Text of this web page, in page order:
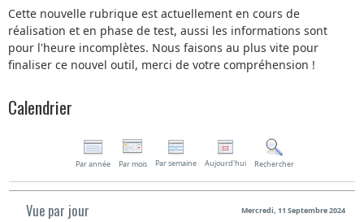
Cette nouvelle rubrique est actuellement en cours de
réalisation et en phase de test, aussi les informations sont
pour l'heure incomplètes. Nous faisons au plus vite pour
finaliser ce nouvel outil, merci de votre compréhension !
Calendrier
Par année Par mois Par semaine Aujourd'hui Rechercher
Vue par jour Mercredi, 11 Septembre 2024